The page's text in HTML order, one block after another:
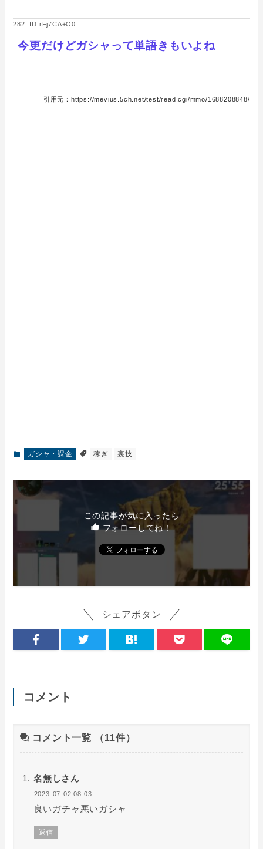
282: ID:rFj7CA+O0
今更だけどガシャって単語きもいよね
引用元：https://mevius.5ch.net/test/read.cgi/mmo/1688208848/
ガシャ・課金 稼ぎ 裏技
この記事が気に入ったら
フォローしてね！
シェアボタン
コメント
コメント一覧 （11件）
名無しさん
2023-07-02 08:03
良いガチャ悪いガシャ
返信